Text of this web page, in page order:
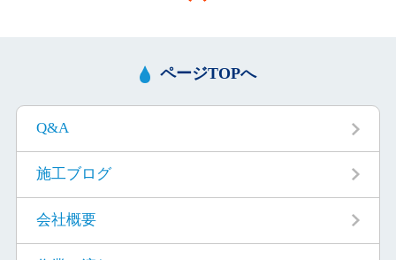
ページTOPへ
Q&A
施工ブログ
会社概要